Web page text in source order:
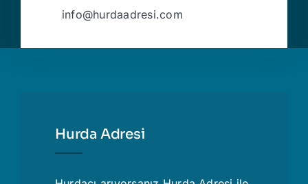
info@hurdaadresi.com
Hurda Adresi